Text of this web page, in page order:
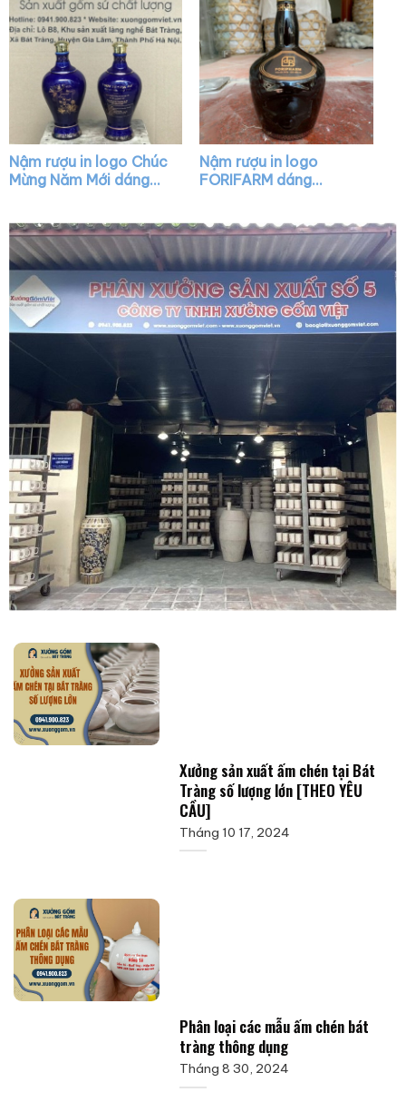
Nậm rượu in logo Chúc
Mừng Năm Mới dáng
Nậm rượu in logo
FORIFARM dáng
Xưởng sản xuất ấm chén tại Bát
Tràng số lượng lớn [THEO YÊU
CẦU]
Tháng 10 17, 2024
Phân loại các mẫu ấm chén bát
tràng thông dụng
Tháng 8 30, 2024